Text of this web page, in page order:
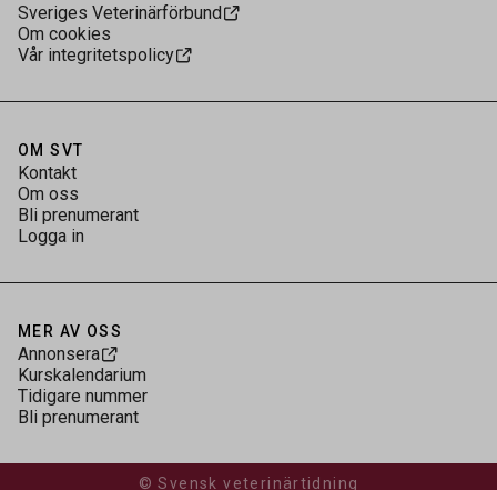
Sveriges Veterinärförbund
Om cookies
Vår integritetspolicy
OM SVT
Kontakt
Om oss
Bli prenumerant
Logga in
MER AV OSS
Annonsera
Kurskalendarium
Tidigare nummer
Bli prenumerant
© Svensk veterinärtidning